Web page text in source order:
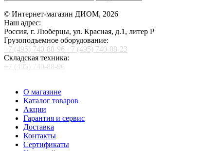
© Интернет-магазин ДИОМ, 2026
Наш адрес:
Россия, г. Люберцы, ул. Красная, д.1, литер Р
Грузоподъемное оборудование:
+7 (495) 740-88-96 +7 (495) 740-88-23
Складская техника:
+7 (495) 740-88-96
О магазине
Каталог товаров
Акции
Гарантия и сервис
Доставка
Контакты
Сертификаты